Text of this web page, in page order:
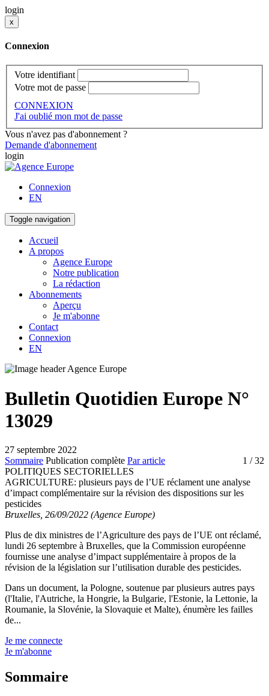
login
x
Connexion
Votre identifiant
Votre mot de passe
CONNEXION
J'ai oublié mon mot de passe
Vous n'avez pas d'abonnement ?
Demande d'abonnement
login
Connexion
EN
Toggle navigation
Accueil
A propos
Agence Europe
Notre publication
La rédaction
Abonnements
Aperçu
Je m'abonne
Contact
Connexion
EN
Bulletin Quotidien Europe N°
13029
27 septembre 2022
Sommaire Publication complète Par article 1 / 32
POLITIQUES SECTORIELLES
AGRICULTURE: plusieurs pays de l’UE réclament une analyse
d’impact complémentaire sur la révision des dispositions sur les
pesticides
Bruxelles, 26/09/2022 (Agence Europe)
Plus de dix ministres de l’Agriculture des pays de l’UE ont réclamé,
lundi 26 septembre à Bruxelles, que la Commission européenne
fournisse une analyse d’impact supplémentaire à propos de la
révision de la législation sur l’utilisation durable des pesticides.
Dans un document, la Pologne, soutenue par plusieurs autres pays
(l'Italie, l'Autriche, la Hongrie, la Bulgarie, l'Estonie, la Lettonie, la
Roumanie, la Slovénie, la Slovaquie et Malte), énumère les failles
de...
Je me connecte
Je m'abonne
Sommaire